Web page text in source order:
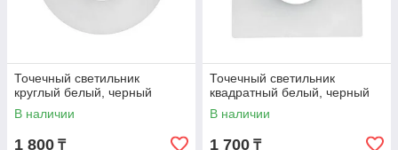
Точечный светильник
круглый белый, черный
В наличии
1 800 ₸
Точечный светильник
квадратный белый, черный
В наличии
1 700 ₸